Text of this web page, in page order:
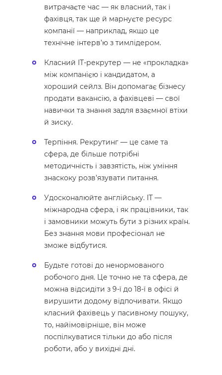
витрачаєте час — як власний, так і
фахівця, так ще й марнуєте ресурс
компанії — наприклад, якщо це
технічне інтерв’ю з тимлідером.
Класний IT-рекрутер — не «прокладка»
між компанією і кандидатом, а
хороший сейлз. Він допомагає бізнесу
продати вакансію, а фахівцеві — свої
навички та знання задля взаємної втіхи
й зиску.
Терпіння. Рекрутинг — це саме та
сфера, де більше потрібні
методичність і завзятість, ніж уміння
знаскоку розв’язувати питання.
Удосконалюйте англійську. ІТ —
міжнародна сфера, і як працівники, так
і замовники можуть бути з різних країн.
Без знання мови професіонал не
зможе відбутися.
Будьте готові до ненормованого
робочого дня. Це точно не та сфера, де
можна відсидіти з 9-ї до 18-ї в офісі й
вирушити додому відпочивати. Якщо
класний фахівець у пасивному пошуку,
то, найімовірніше, він може
поспілкуватися тільки до або після
роботи, або у вихідні дні.